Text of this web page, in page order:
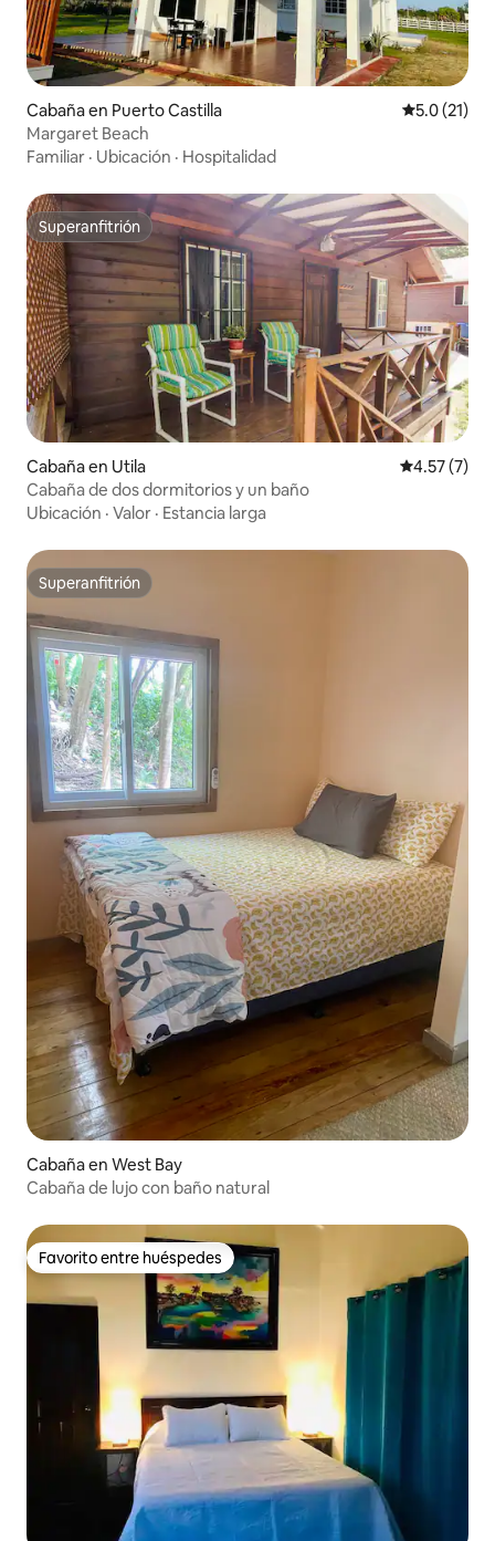
Cabaña en Puerto Castilla Calificación
5.0 (21)
Margaret Beach
Familiar · Ubicación · Hospitalidad
Superanfitrión
Superanfitrión
Cabaña en Utila Calificación
4.57 (7)
Cabaña de dos dormitorios y un baño
Ubicación · Valor · Estancia larga
Superanfitrión
Superanfitrión
Cabaña en West Bay
Cabaña de lujo con baño natural
Favorito entre huéspedes
Favorito entre huéspedes